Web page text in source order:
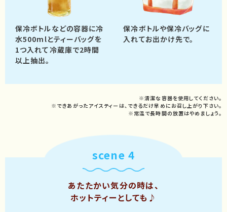
保冷ボトルなどの容器に冷
水500mlとティーバッグを
1つ入れて 冷蔵庫で2時間
以上抽出。
保冷ボトルや保冷バッグに
入れてお出かけ先で。
※清潔な容器を使用してください。
※できあがったアイスティーは、できるだけ早めにお召し上がり下さい。
※常温で長時間の放置はやめましょう。
scene 4
あたたかい気分の時は、
ホットティーとしても♪